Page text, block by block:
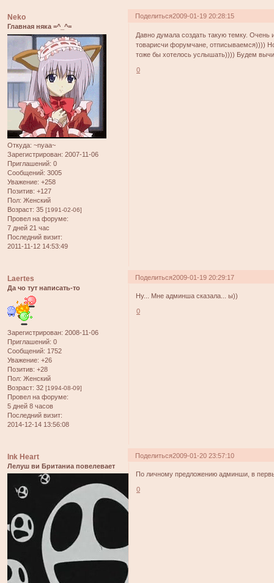
Поделиться2009-01-19 20:28:15
Neko
Главная няка =^_^=
Откуда: ~nyaa~
Зарегистрирован: 2007-11-06
Приглашений: 0
Сообщений: 3005
Уважение: +258
Позитив: +127
Пол: Женский
Возраст: 35 [1991-02-06]
Провел на форуме:
7 дней 21 час
Последний визит:
2011-11-12 14:53:49
Давно думала создать такую темку. Очень
товарисчи форумчане, отписываемся))))
тоже бы хотелось услышать)))) Будем
0
Поделиться2009-01-19 20:29:17
Laertes
Да чо тут написать-то
Зарегистрирован: 2008-11-06
Приглашений: 0
Сообщений: 1752
Уважение: +26
Позитив: +28
Пол: Женский
Возраст: 32 [1994-08-09]
Провел на форуме:
5 дней 8 часов
Последний визит:
2014-12-14 13:56:08
Ну... Мне админша сказала... ы))
0
Поделиться2009-01-20 23:57:10
Ink Heart
Лелуш ви Британиа повелевает
По личному предложению админши, в
0